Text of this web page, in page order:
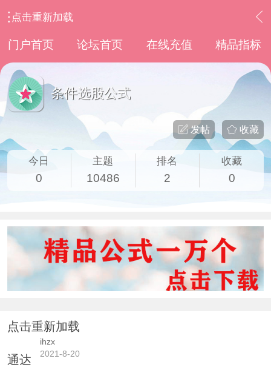
点击重新加载
门户首页 论坛首页 在线充值 精品指标
条件选股公式
收藏
发帖
今日
0
主题
10486
排名
2
收藏
0
点击重新加载
ihzx
2021-8-20
通达